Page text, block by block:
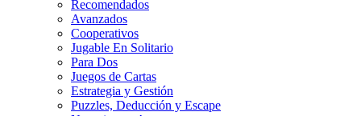
Recomendados
Avanzados
Cooperativos
Jugable En Solitario
Para Dos
Juegos de Cartas
Estrategia y Gestión
Puzzles, Deducción y Escape